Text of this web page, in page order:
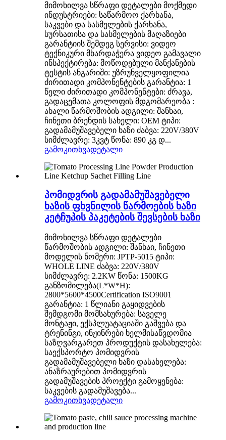
მიმოხილვა სწრაფი დეტალები მოქმედი
ინდუსტრიები: საწარმოო ქარხანა,
საკვები და სასმელების ქარხანა,
სურსათისა და სასმელების მაღაზიები
გარანტიის შემდეგ სერვისი: ვიდეო
ტექნიკური მხარდაჭერა ვიდეო გამავალი
ინსპექტირება: მოწოდებული მანქანების
ტესტის ანგარიში: უზრუნველყოფილია
ძირითადი კომპონენტების გარანტია: 1
წელი ძირითადი კომპონენტები: ძრავა,
გადაცემათა კოლოფის მდგომარეობა :
ახალი წარმოშობის ადგილი: შანხაი,
ჩინეთი ბრენდის სახელი: OEM ტიპი:
გადამამუშავებელი ხაზი ძაბვა: 220V/380V
სიმძლავრე: 3კვტ წონა: 890 კგ დ...
გამოკითხვადეტალი
პომიდვრის გადამამუშავებელი
ხაზის ფხვნილის წარმოების ხაზი
კეტჩუპის პაკეტების შევსების ხაზი
მიმოხილვა სწრაფი დეტალები
წარმოშობის ადგილი: შანხაი, ჩინეთი
მოდელის ნომერი: JPTP-5015 ტიპი:
WHOLE LINE ძაბვა: 220V/380V
სიმძლავრე: 2.2KW წონა: 1500KG
განზომილება(L*W*H):
2800*5600*4500Certification ISO9001
გარანტია: 1 წლიანი გაყიდვების
შემდგომი მომსახურება: საველე
მონტაჟი, ექსპლუატაციაში გაშვება და
ტრენინგი, ინჟინრები ხელმისაწვდომია
საზღვარგარეთ პროდუქტის დასახელება:
საექსპორტო პომიდვრის
გადამამუშავებელი ხაზი დასახელება:
ანაზრაურებით პომიდვრის
გადამუშავების პროექტი გამოყენება:
საკვების გადამუშავება...
გამოკითხვადეტალი